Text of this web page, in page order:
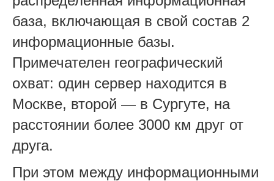
база, включающая в свой состав 2
информационные базы.
Примечателен географический
охват: один сервер находится в
Москве, второй — в Сургуте, на
расстоянии более 3000 км друг от
друга.
При этом между информационными